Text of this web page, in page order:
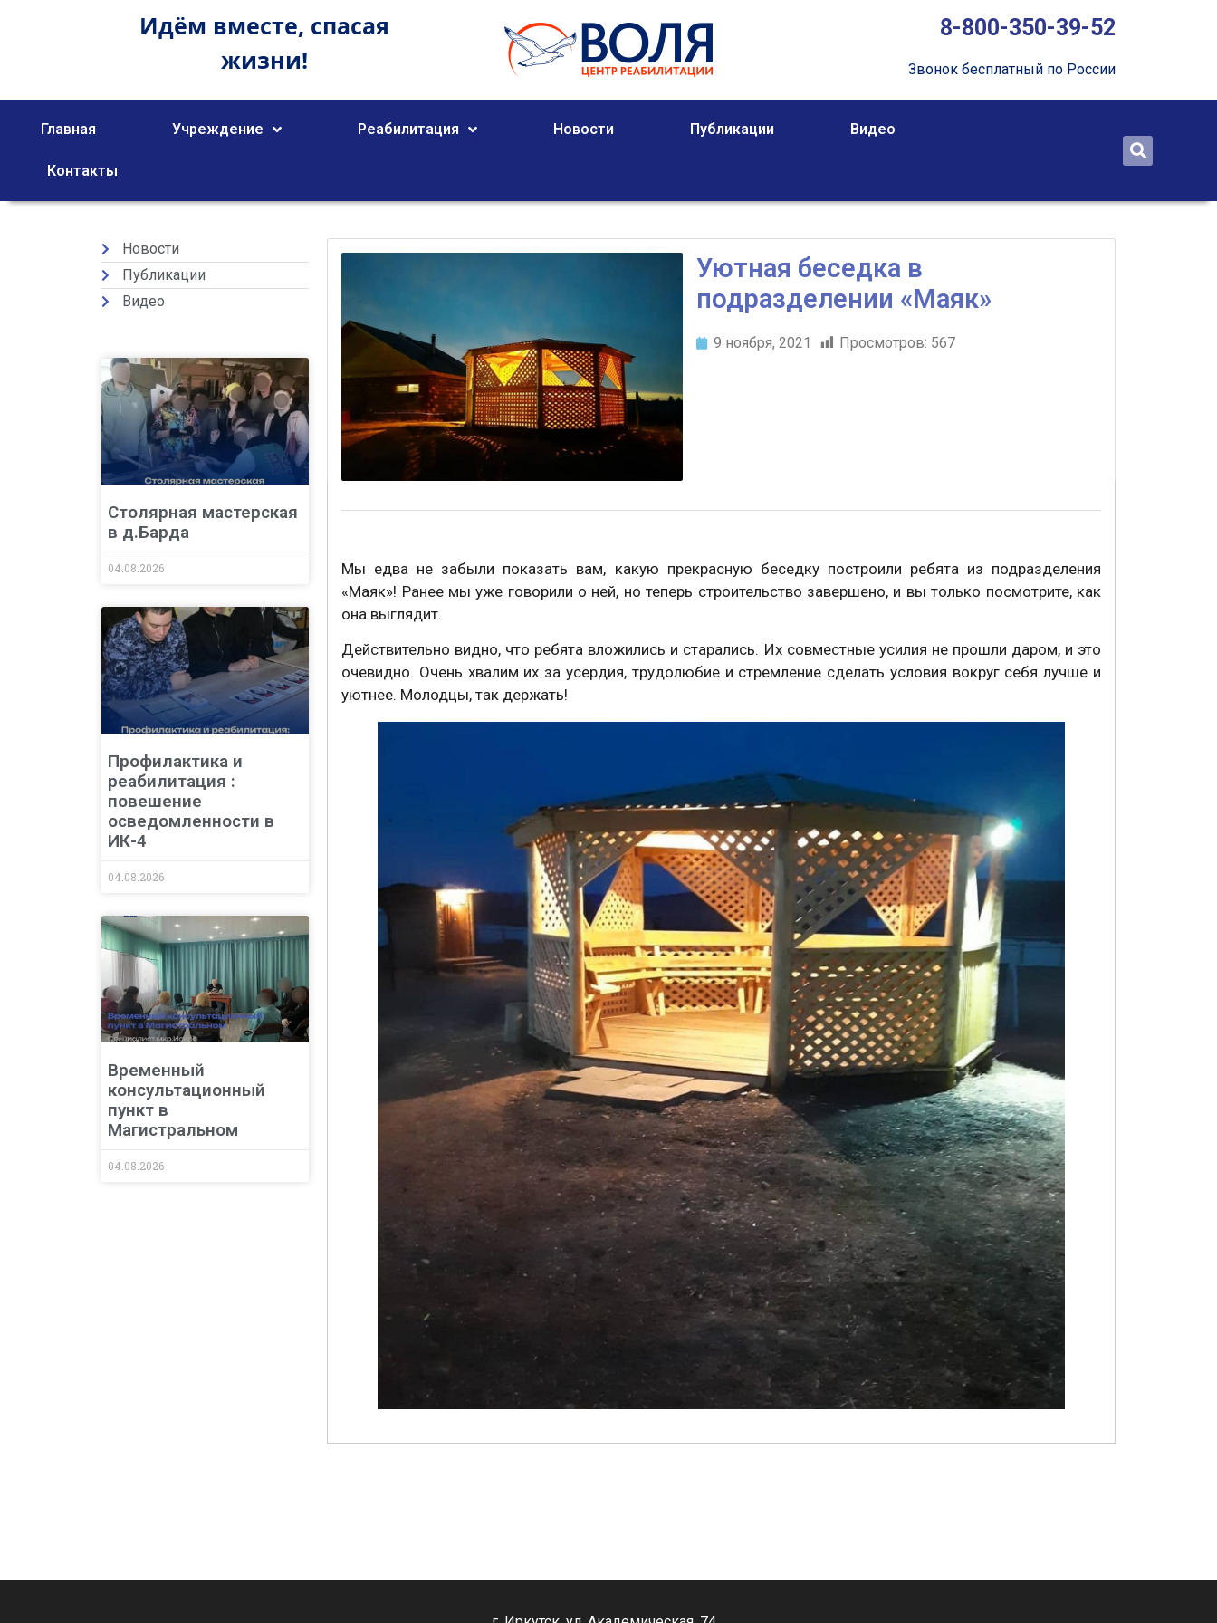
Идём вместе, спасая
жизни!
8-800-350-39-52
Звонок бесплатный по России
Главная Учреждение Реабилитация Новости Публикации Видео
Контакты
Новости
Публикации
Видео
Столярная мастерская
в д.Барда
04.08.2026
Профилактика и
реабилитация :
повешение
осведомленности в
ИК-4
04.08.2026
Временный
консультационный
пункт в
Магистральном
04.08.2026
Уютная беседка в
подразделении «Маяк»
9 ноября, 2021 Просмотров: 567
Мы едва не забыли показать вам, какую прекрасную беседку построили ребята из подразделения
«Маяк»! Ранее мы уже говорили о ней, но теперь строительство завершено, и вы только посмотрите, как
она выглядит.
Действительно видно, что ребята вложились и старались. Их совместные усилия не прошли даром, и это
очевидно. Очень хвалим их за усердия, трудолюбие и стремление сделать условия вокруг себя лучше и
уютнее. Молодцы, так держать!